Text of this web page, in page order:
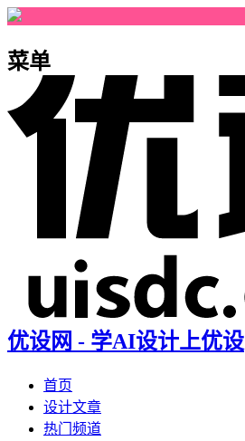
菜单
优设网 - 学AI设计上优设
首页
设计文章
热门频道